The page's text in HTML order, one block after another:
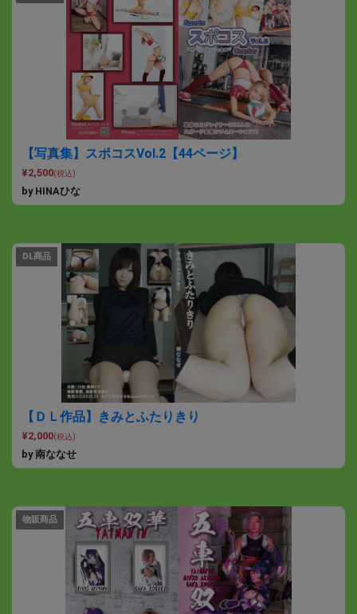
【写真集】スポコスVol.2【44ページ】
¥2,500(税込)
by HINAひな
DL商品
【ＤＬ作品】きみとふたりきり
¥2,000(税込)
by 南ななせ
物販商品